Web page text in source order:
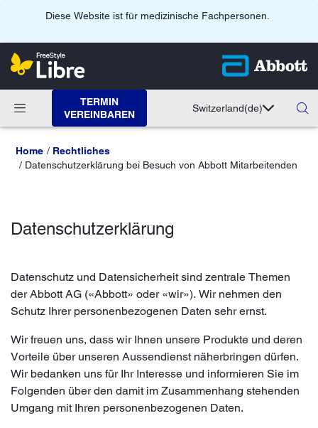
Diese Website ist für medizinische Fachpersonen.
TERMIN
VEREINBAREN
Switzerland(de)
Home
Rechtliches
Datenschutzerklärung bei Besuch von Abbott Mitarbeitenden
Datenschutzerklärung
Datenschutz und Datensicherheit sind zentrale Themen
der Abbott AG («Abbott» oder «wir»). Wir nehmen den
Schutz Ihrer personenbezogenen Daten sehr ernst.
Wir freuen uns, dass wir Ihnen unsere Produkte und deren
Vorteile über unseren Aussendienst näherbringen dürfen.
Wir bedanken uns für Ihr Interesse und informieren Sie im
Folgenden über den damit im Zusammenhang stehenden
Umgang mit Ihren personenbezogenen Daten.